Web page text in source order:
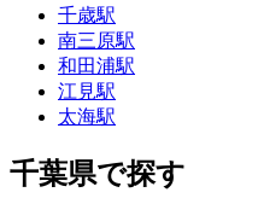
千歳駅
南三原駅
和田浦駅
江見駅
太海駅
千葉県で探す